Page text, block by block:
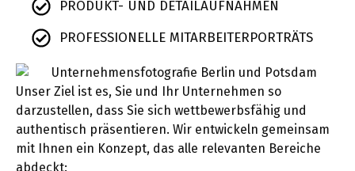
PRODUKT- UND DETAILAUFNAHMEN
PROFESSIONELLE MITARBEITERPORTRÄTS
Unser Ziel ist es, Sie und Ihr Unternehmen so
darzustellen, dass Sie sich wettbewerbsfähig und
authentisch präsentieren. Wir entwickeln gemeinsam
mit Ihnen ein Konzept, das alle relevanten Bereiche
abdeckt: